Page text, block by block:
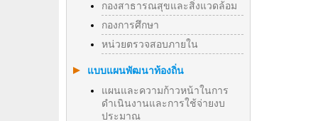
กองสาธารณสุขและสิ่งแวดล้อม
กองการศึกษา
หน่วยตรวจสอบภายใน
แบบแผนพัฒนาท้องถิ่น
แผนและความก้าวหน้าในการ
ดำเนินงานและการใช้จ่ายงบ
ประมาณ